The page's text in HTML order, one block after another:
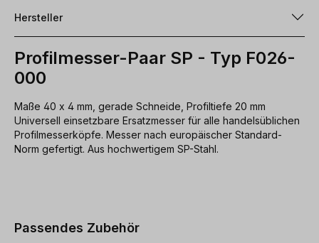
Hersteller
Profilmesser-Paar SP - Typ F026-
000
Maße 40 x 4 mm, gerade Schneide, Profiltiefe 20 mm
Universell einsetzbare Ersatzmesser für alle handelsüblichen
Profilmesserköpfe. Messer nach europäischer Standard-
Norm gefertigt. Aus hochwertigem SP-Stahl.
Passendes Zubehör